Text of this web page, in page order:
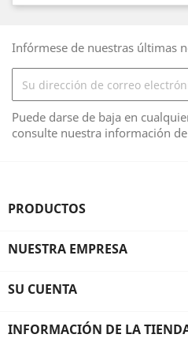
Infórmese de nuestras últimas
Puede darse de baja en
consulte nuestra información
PRODUCTOS
NUESTRA EMPRESA
SU CUENTA
INFORMACIÓN DE LA